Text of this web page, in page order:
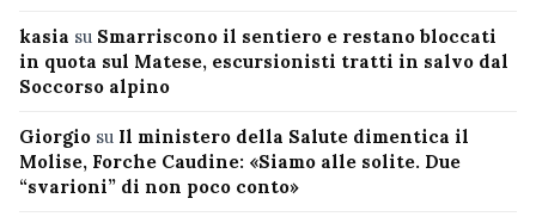
kasia su Smarriscono il sentiero e restano bloccati
in quota sul Matese, escursionisti tratti in salvo dal
Soccorso alpino
Giorgio su Il ministero della Salute dimentica il
Molise, Forche Caudine: «Siamo alle solite. Due
“svarioni” di non poco conto»